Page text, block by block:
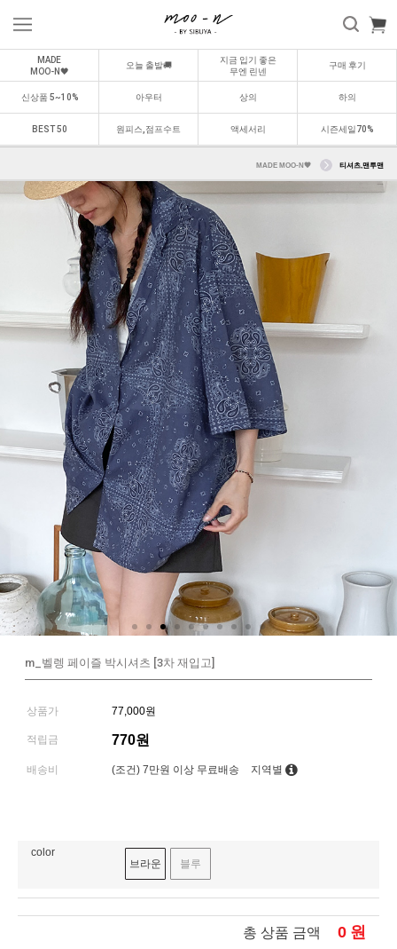
MADE
MOO-N🖤
오늘 출발🚚
지금 입기 좋은
무엔 린넨
구매 후기
신상품 5~10% 아우터 상의 하의
BEST 50 원피스,점프수트 액세서리 시즌세일70%
MADE MOO-N🖤 티셔츠,맨투맨
m_벨렝 페이즐 박시셔츠 [3차 재입고]
상품가 77,000원
적립금 770원
배송비 (조건) 7만원 이상 무료배송 지역별
color
브라운
블루
총 상품 금액 0 원